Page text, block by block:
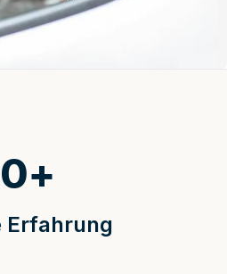
Erfahrung
0+